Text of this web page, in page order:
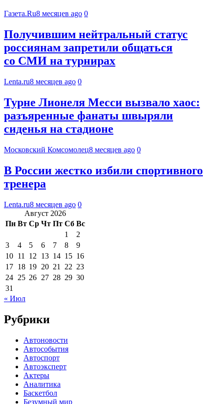
Газета.Ru8 месяцев ago 0
Получившим нейтральный статус
россиянам запретили общаться
со СМИ на турнирах
Lenta.ru8 месяцев ago 0
Турне Лионеля Месси вызвало хаос:
разъяренные фанаты швыряли
сиденья на стадионе
Московский Комсомолец8 месяцев ago 0
В России жестко избили спортивного
тренера
Lenta.ru8 месяцев ago 0
Август 2026
Пн Вт Ср Чт Пт Сб Вс
1
2
3
4 5 6 7 8
9
10 11 12 13 14 15 16
17 18 19 20 21 22 23
24 25 26 27 28 29 30
31
« Июл
Рубрики
Автоновости
Автособытия
Автоспорт
Автоэксперт
Актеры
Аналитика
Баскетбол
Безумный мир